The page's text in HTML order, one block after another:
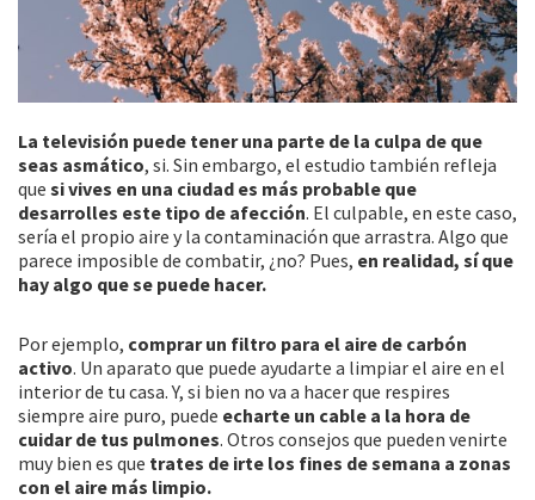
La televisión puede tener una parte de la culpa de que
seas asmático, si. Sin embargo, el estudio también refleja
que si vives en una ciudad es más probable que
desarrolles este tipo de afección. El culpable, en este caso,
sería el propio aire y la contaminación que arrastra. Algo que
parece imposible de combatir, ¿no? Pues, en realidad, sí que
hay algo que se puede hacer.
Por ejemplo, comprar un filtro para el aire de carbón
activo. Un aparato que puede ayudarte a limpiar el aire en el
interior de tu casa. Y, si bien no va a hacer que respires
siempre aire puro, puede echarte un cable a la hora de
cuidar de tus pulmones. Otros consejos que pueden venirte
muy bien es que trates de irte los fines de semana a zonas
con el aire más limpio.